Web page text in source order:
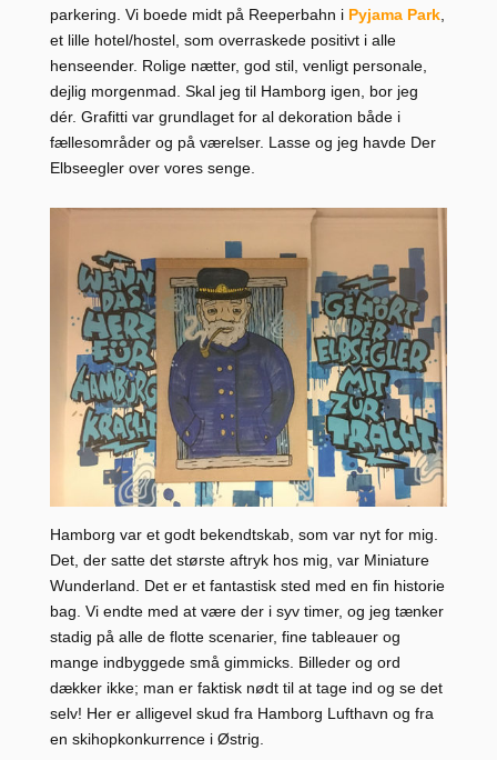
parkering. Vi boede midt på Reeperbahn i Pyjama Park,
et lille hotel/hostel, som overraskede positivt i alle
henseender. Rolige nætter, god stil, venligt personale,
dejlig morgenmad. Skal jeg til Hamborg igen, bor jeg
dér. Grafitti var grundlaget for al dekoration både i
fællesområder og på værelser. Lasse og jeg havde Der
Elbseegler over vores senge.
Hamborg var et godt bekendtskab, som var nyt for mig.
Det, der satte det største aftryk hos mig, var Miniature
Wunderland. Det er et fantastisk sted med en fin historie
bag. Vi endte med at være der i syv timer, og jeg tænker
stadig på alle de flotte scenarier, fine tableauer og
mange indbyggede små gimmicks. Billeder og ord
dækker ikke; man er faktisk nødt til at tage ind og se det
selv! Her er alligevel skud fra Hamborg Lufthavn og fra
en skihopkonkurrence i Østrig.